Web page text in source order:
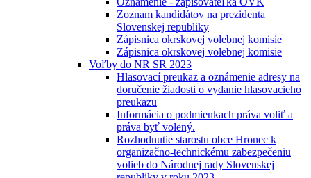
Zoznam kandidátov na prezidenta
Slovenskej republiky
Zápisnica okrskovej volebnej komisie
Zápisnica okrskovej volebnej komisie
Voľby do NR SR 2023
Hlasovací preukaz a oznámenie adresy na
doručenie žiadosti o vydanie hlasovacieho
preukazu
Informácia o podmienkach práva voliť a
práva byť volený.
Rozhodnutie starostu obce Hronec k
organizačno-technickému zabezpečeniu
volieb do Národnej rady Slovenskej